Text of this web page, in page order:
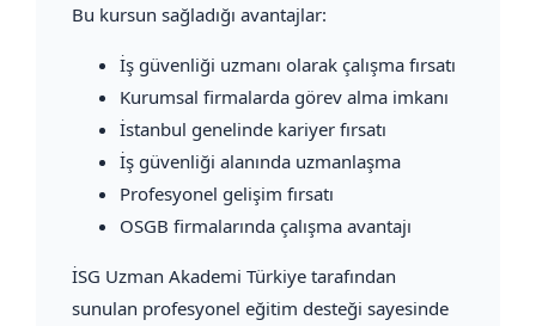
Bu kursun sağladığı avantajlar:
İş güvenliği uzmanı olarak çalışma fırsatı
Kurumsal firmalarda görev alma imkanı
İstanbul genelinde kariyer fırsatı
İş güvenliği alanında uzmanlaşma
Profesyonel gelişim fırsatı
OSGB firmalarında çalışma avantajı
İSG Uzman Akademi Türkiye tarafından
sunulan profesyonel eğitim desteği sayesinde